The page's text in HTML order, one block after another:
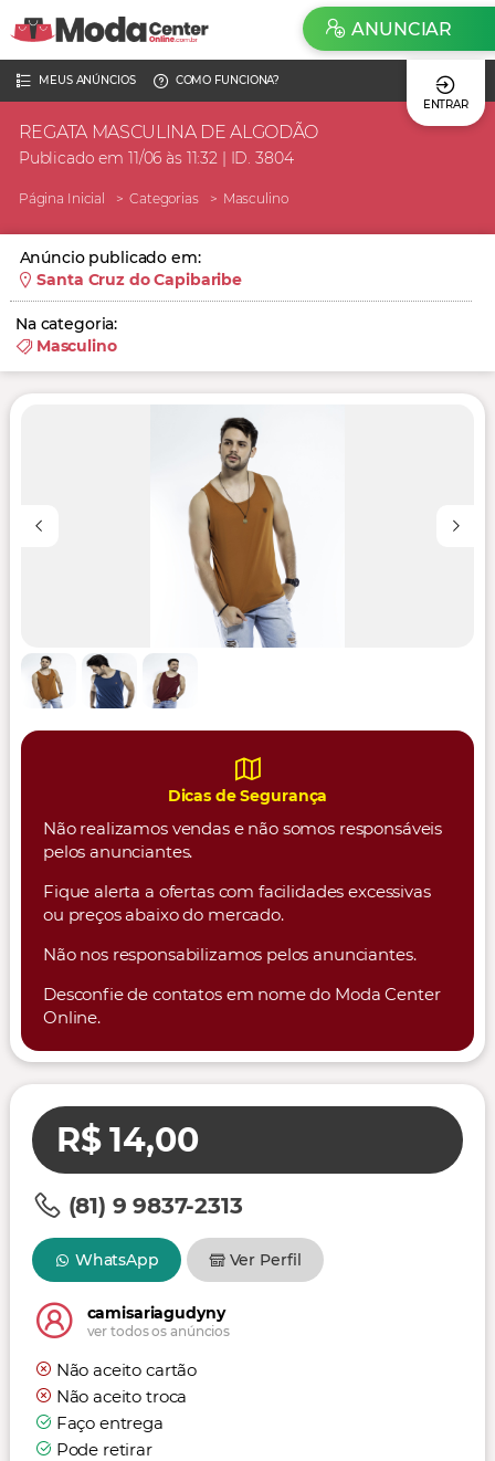
MEUS ANÚNCIOS
COMO FUNCIONA?
ENTRAR
ANUNCIAR
REGATA MASCULINA DE ALGODÃO
Publicado em 11/06 às 11:32 | ID. 3804
Página Inicial Categorias Masculino
Anúncio publicado em:
Santa Cruz do Capibaribe
Na categoria:
Masculino
Dicas de Segurança
Não realizamos vendas e não somos responsáveis
pelos anunciantes.
Fique alerta a ofertas com facilidades excessivas
ou preços abaixo do mercado.
Não nos responsabilizamos pelos anunciantes.
Desconfie de contatos em nome do Moda Center
Online.
R$ 14,00
(81) 9 9837-2313
WhatsApp Ver Perfil
camisariagudyny
ver todos os anúncios
Não aceito cartão
Não aceito troca
Faço entrega
Pode retirar